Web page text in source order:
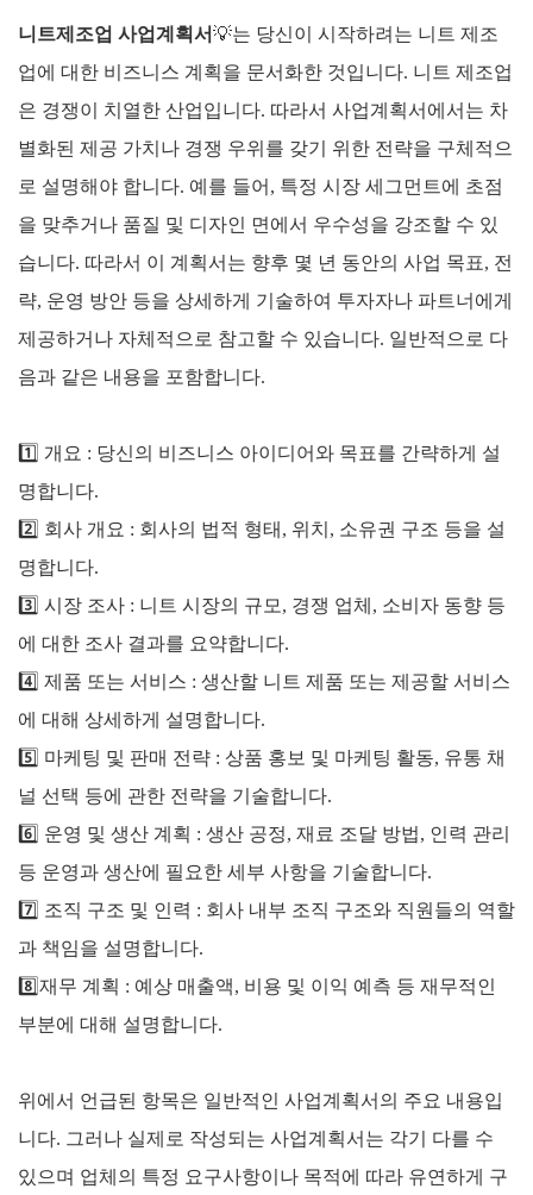
니트제조업 사업계획서💡는 당신이 시작하려는 니트 제조
업에 대한 비즈니스 계획을 문서화한 것입니다. 니트 제조업
은 경쟁이 치열한 산업입니다. 따라서 사업계획서에서는 차
별화된 제공 가치나 경쟁 우위를 갖기 위한 전략을 구체적으
로 설명해야 합니다. 예를 들어, 특정 시장 세그먼트에 초점
을 맞추거나 품질 및 디자인 면에서 우수성을 강조할 수 있
습니다. 따라서 이 계획서는 향후 몇 년 동안의 사업 목표, 전
략, 운영 방안 등을 상세하게 기술하여 투자자나 파트너에게
제공하거나 자체적으로 참고할 수 있습니다. 일반적으로 다
음과 같은 내용을 포함합니다.
1️⃣ 개요 : 당신의 비즈니스 아이디어와 목표를 간략하게 설
명합니다.
2️⃣ 회사 개요 : 회사의 법적 형태, 위치, 소유권 구조 등을 설
명합니다.
3️⃣ 시장 조사 : 니트 시장의 규모, 경쟁 업체, 소비자 동향 등
에 대한 조사 결과를 요약합니다.
4️⃣ 제품 또는 서비스 : 생산할 니트 제품 또는 제공할 서비스
에 대해 상세하게 설명합니다.
5️⃣ 마케팅 및 판매 전략 : 상품 홍보 및 마케팅 활동, 유통 채
널 선택 등에 관한 전략을 기술합니다.
6️⃣ 운영 및 생산 계획 : 생산 공정, 재료 조달 방법, 인력 관리
등 운영과 생산에 필요한 세부 사항을 기술합니다.
7️⃣ 조직 구조 및 인력 : 회사 내부 조직 구조와 직원들의 역할
과 책임을 설명합니다.
8️⃣재무 계획 : 예상 매출액, 비용 및 이익 예측 등 재무적인
부분에 대해 설명합니다.
위에서 언급된 항목은 일반적인 사업계획서의 주요 내용입
니다. 그러나 실제로 작성되는 사업계획서는 각기 다를 수
있으며 업체의 특정 요구사항이나 목적에 따라 유연하게 구